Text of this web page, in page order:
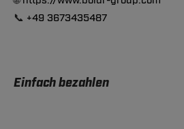
📞 +49 3673435487
Einfach bezahlen